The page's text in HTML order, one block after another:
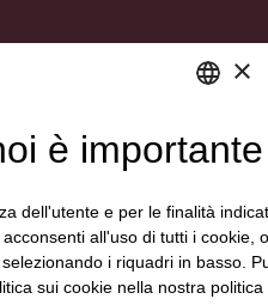
DEFAULT LANGUAGE
ITALIAN
×
è importante
dell'utente e per le finalità
all'uso di tutti i cookie,
i riquadri in basso.
sui cookie nella nostra politica